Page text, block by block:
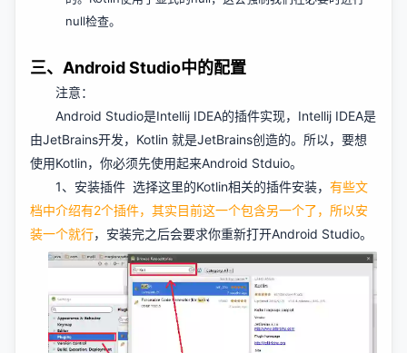
null检查。
三、Android Studio中的配置
注意：
Android Studio是Intellij IDEA的插件实现，Intellij IDEA是
由JetBrains开发，Kotlin 就是JetBrains创造的。所以，要想
使用Kotlin，你必须先使用起来Android Stduio。
1、安装插件 选择这里的Kotlin相关的插件安装， 有些文
档中介绍有2个插件，其实目前这一个包含另一个了，所以安
装一个就行，安装完之后会要求你重新打开Android Studio。